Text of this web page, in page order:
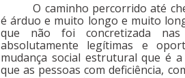
O caminho percorrido até
é árduo e muito longo e muito
que não foi concretizada
absolutamente legítimas e
mudança social estrutural que é
que as pessoas com deficiência,